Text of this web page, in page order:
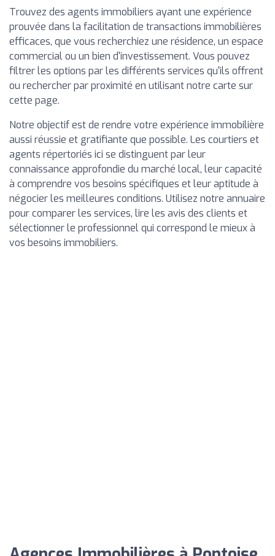
Trouvez des agents immobiliers ayant une expérience
prouvée dans la facilitation de transactions immobilières
efficaces, que vous recherchiez une résidence, un espace
commercial ou un bien d'investissement. Vous pouvez
filtrer les options par les différents services qu'ils offrent
ou rechercher par proximité en utilisant notre carte sur
cette page.
Notre objectif est de rendre votre expérience immobilière
aussi réussie et gratifiante que possible. Les courtiers et
agents répertoriés ici se distinguent par leur
connaissance approfondie du marché local, leur capacité
à comprendre vos besoins spécifiques et leur aptitude à
négocier les meilleures conditions. Utilisez notre annuaire
pour comparer les services, lire les avis des clients et
sélectionner le professionnel qui correspond le mieux à
vos besoins immobiliers.